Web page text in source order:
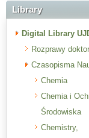
Library
Digital Library
Rozprawy
Czasopisma
Chemia
Chemia i
Środowiska
Chemistry,